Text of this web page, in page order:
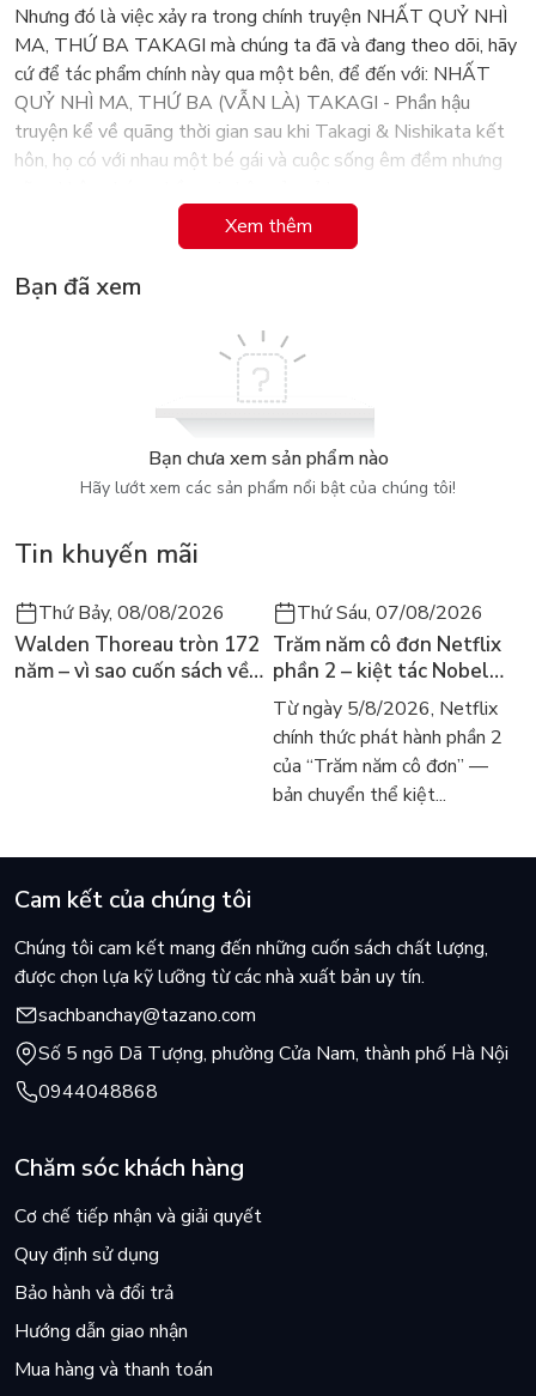
Nhưng đó là việc xảy ra trong chính truyện NHẤT QUỶ NHÌ
MA, THỨ BA TAKAGI mà chúng ta đã và đang theo dõi, hãy
cứ để tác phẩm chính này qua một bên, để đến với: NHẤT
QUỶ NHÌ MA, THỨ BA (VẪN LÀ) TAKAGI - Phần hậu
truyện kể về quãng thời gian sau khi Takagi & Nishikata kết
hôn, họ có với nhau một bé gái và cuộc sống êm đềm nhưng
Hai phần truyện cùng phát hành song song, hẳn sẽ mang lại
chắn bạn sẽ càng tâm đắc hơn với đoạn kết đầy ngọt ngào đã
biết trước của cặp đôi trong phần 1, nhưng là để mở ra
những... "drama" mới cùng với cô con gái của họ!
NHẤT QUỶ NHÌ MA, THỨ BA (VẪN LÀ) TAKAGI có hình
đầu vẫn được tặng kèm 1 Postcard cực đẹp. Đừng bỏ lỡ nếu
Xem thêm
Bạn đã xem
Bạn chưa xem sản phẩm nào
Hãy lướt xem các sản phẩm nổi bật của chúng tôi!
Tin khuyến mãi
Thứ Bảy, 08/08/2026
Walden Thoreau tròn 172
năm – vì sao cuốn sách về
Thứ Sáu, 07/08/2026
Trăm năm cô đơn Netflix
phần 2 – kiệt tác Nobel
trở lại màn ảnh, dòng
người tìm đọc lại García
Márquez
Từ ngày 5/8/2026, Netflix
chính thức phát hành phần 2
của “Trăm năm cô đơn” —
bản chuyển thể kiệt...
Cam kết của chúng tôi
Chúng tôi cam kết mang đến những cuốn sách chất lượng,
được chọn lựa kỹ lưỡng từ các nhà xuất bản uy tín.
sachbanchay@tazano.com
Số 5 ngõ Dã Tượng, phường Cửa Nam, thành phố Hà Nội
0944048868
Chăm sóc khách hàng
Cơ chế tiếp nhận và giải quyết
Quy định sử dụng
Bảo hành và đổi trả
Hướng dẫn giao nhận
Mua hàng và thanh toán